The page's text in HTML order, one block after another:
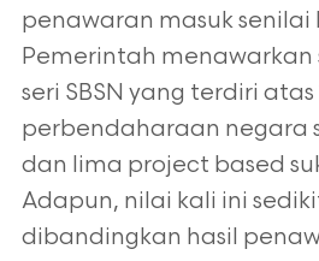
penawaran masuk senilai
Pemerintah menawarkan
seri SBSN yang terdiri atas
perbendaharaan negara
dan lima project based
Adapun, nilai kali ini
dibandingkan hasil